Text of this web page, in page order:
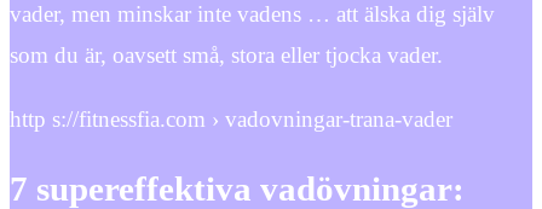
vader, men minskar inte vadens … att älska dig själv
som du är, oavsett små, stora eller tjocka vader.
http s://fitnessfia.com › vadovningar-trana-vader
7 supereffektiva vadövningar: